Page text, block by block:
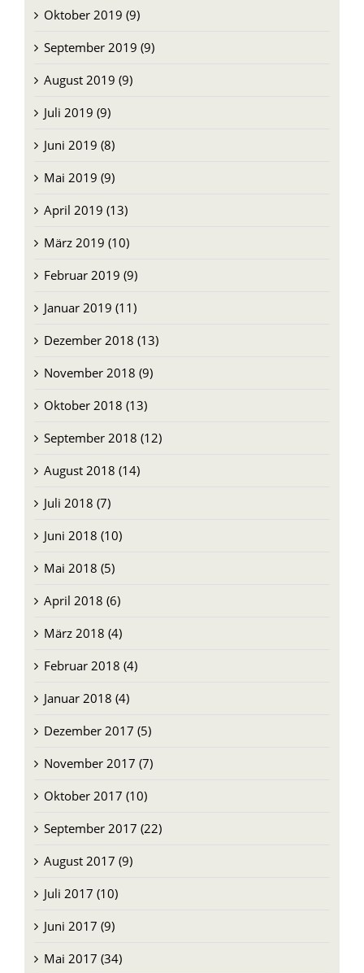
Oktober 2019 (9)
September 2019 (9)
August 2019 (9)
Juli 2019 (9)
Juni 2019 (8)
Mai 2019 (9)
April 2019 (13)
März 2019 (10)
Februar 2019 (9)
Januar 2019 (11)
Dezember 2018 (13)
November 2018 (9)
Oktober 2018 (13)
September 2018 (12)
August 2018 (14)
Juli 2018 (7)
Juni 2018 (10)
Mai 2018 (5)
April 2018 (6)
März 2018 (4)
Februar 2018 (4)
Januar 2018 (4)
Dezember 2017 (5)
November 2017 (7)
Oktober 2017 (10)
September 2017 (22)
August 2017 (9)
Juli 2017 (10)
Juni 2017 (9)
Mai 2017 (34)